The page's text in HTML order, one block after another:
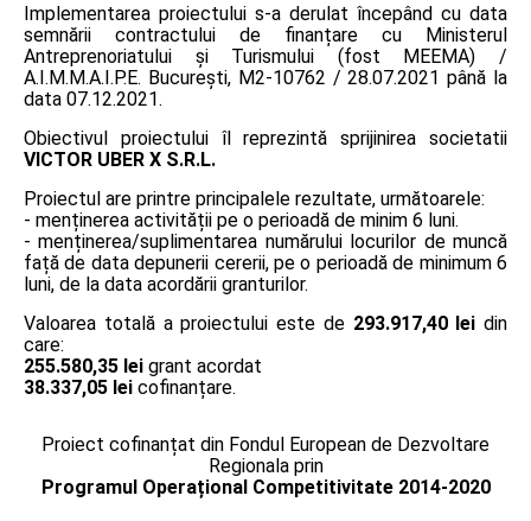
Implementarea proiectului s-a derulat începând cu data
semnării contractului de finanțare cu Ministerul
Antreprenoriatului și Turismului (fost MEEMA) /
A.I.M.M.A.I.P.E. București, M2-10762 / 28.07.2021 până la
data 07.12.2021.
Obiectivul proiectului îl reprezintă sprijinirea societatii
VICTOR UBER X S.R.L.
Proiectul are printre principalele rezultate, următoarele:
- menținerea activității pe o perioadă de minim 6 luni.
- menținerea/suplimentarea numărului locurilor de muncă
față de data depunerii cererii, pe o perioadă de minimum 6
luni, de la data acordării granturilor.
Valoarea totală a proiectului este de 293.917,40 lei din
care:
255.580,35 lei grant acordat
38.337,05 lei cofinanțare.
Proiect cofinanțat din Fondul European de Dezvoltare
Regionala prin
Programul Operațional Competitivitate 2014-2020